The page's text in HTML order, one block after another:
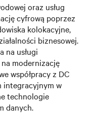
oraz usług
cyfrową poprzez
kolokacyjne,
biznesowej.
na usługi
modernizację
współpracy z DC
integracyjnym w
technologie
danych.